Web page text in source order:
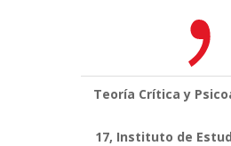
Teoría Crítica y
17, Instituto de